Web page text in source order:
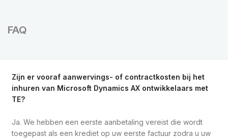
FAQ
Zijn er vooraf aanwervings- of contractkosten bij het
inhuren van Microsoft Dynamics AX ontwikkelaars met
TE?
Ja. We hebben een eerste aanbetaling vereist die wordt
toegepast als een krediet op uw eerste factuur zodra u uw